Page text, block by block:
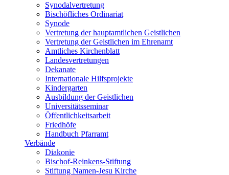
Synodalvertretung
Bischöfliches Ordinariat
Synode
Vertretung der hauptamtlichen Geistlichen
Vertretung der Geistlichen im Ehrenamt
Amtliches Kirchenblatt
Landesvertretungen
Dekanate
Internationale Hilfsprojekte
Kindergarten
Ausbildung der Geistlichen
Universitätsseminar
Öffentlichkeitsarbeit
Friedhöfe
Handbuch Pfarramt
Verbände
Diakonie
Bischof-Reinkens-Stiftung
Stiftung Namen-Jesu Kirche